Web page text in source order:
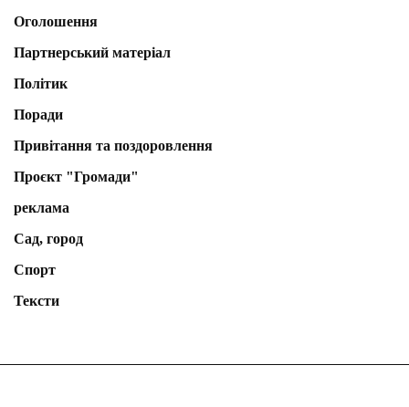
Оголошення
Партнерський матеріал
Політик
Поради
Привітання та поздоровлення
Проєкт "Громади"
реклама
Сад, город
Спорт
Тексти